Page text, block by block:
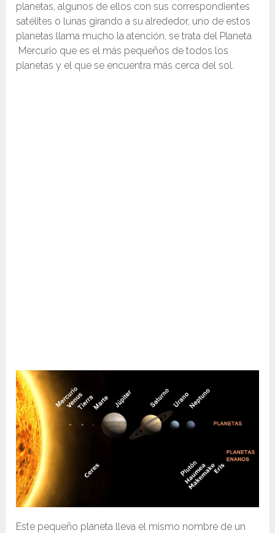
planetas, algunos de ellos con sus correspondientes
satélites o lunas girando a su alrededor, uno de estos
planetas llama mucho la atención, se trata del Planeta
Mercurio que es el más pequeños de todos los
planetas y el que se encuentra más cerca del sol.
Este pequeño planeta lleva el mismo nombre de un